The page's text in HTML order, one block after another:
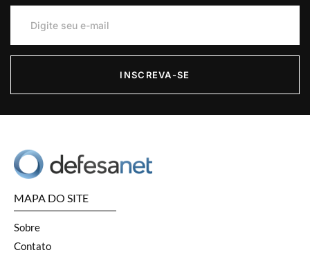
INSCREVA-SE
MAPA DO SITE
Sobre
Contato